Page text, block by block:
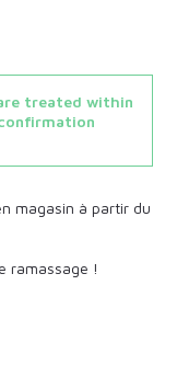
treated within
magasin à partir du
ramassage !